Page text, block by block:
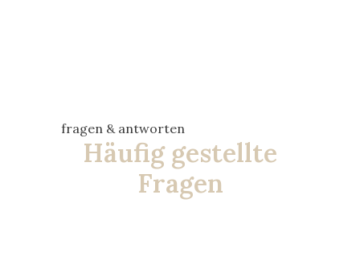
fragen & antworten
Häufig gestellte
Fragen